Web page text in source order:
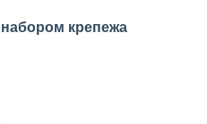
крепежа